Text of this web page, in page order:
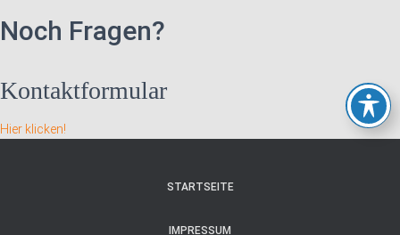
Noch Fragen?
Kontaktformular
Hier klicken!
STARTSEITE
IMPRESSUM